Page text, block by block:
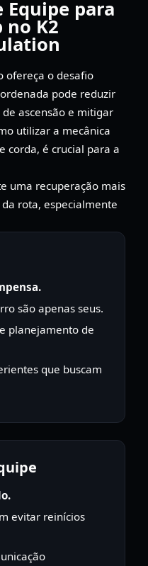
Equipe para
no K2
ofereça o desafio
pode reduzir
ascensão e mitigar
utilizar a mecânica
corda, é crucial para a
uma recuperação mais
rota, especialmente
são apenas seus.
planejamento de
que buscam
evitar reinícios